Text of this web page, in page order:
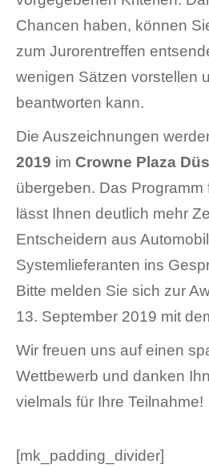
Chancen haben, können
zum Jurorentreffen
wenigen Sätzen vorstellen
beantworten kann.
Die Auszeichnungen
2019 im Crowne Plaza
übergeben. Das Programm
lässt Ihnen deutlich mehr
Entscheidern aus
Systemlieferanten ins
Bitte melden Sie sich zur
13. September 2019 mit
Wir freuen uns auf einen
Wettbewerb und danken
vielmals für Ihre Teilnahme!
[mk_padding_divider]